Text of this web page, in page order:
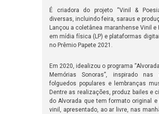
É criadora do projeto “Vinil &
diversas, incluindo feira, saraus e
Lançou a coletânea maranhense Vinil e
em mídia física (LP) e plataformas
no Prêmio Papete 2021.
Em 2020, idealizou o programa
Memórias Sonoras”, inspirado nas
folguedos populares e lembranças
Dentre as realizações, produz bailes e
do Alvorada que tem formato original e
vinil, apresentado, ao ar livre, nas